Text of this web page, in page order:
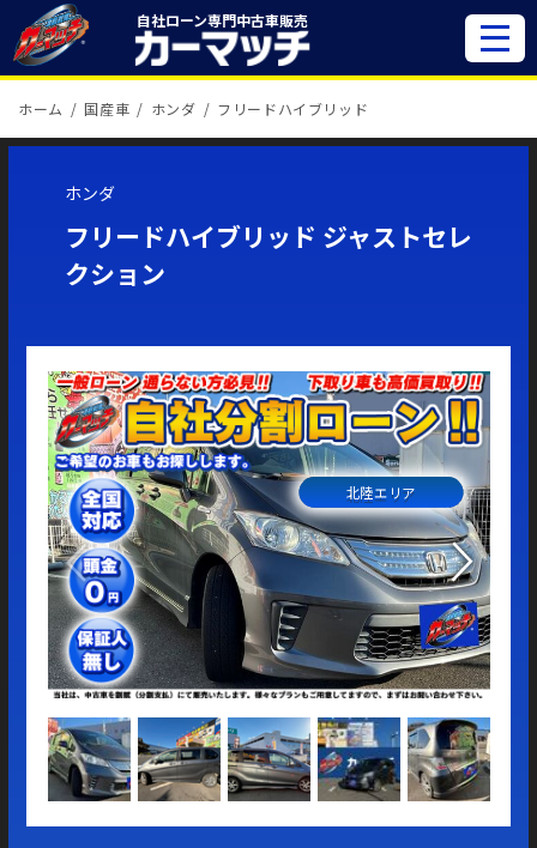
自社ローン専門中古車販売
ホーム 国産車 ホンダ フリードハイブリッド
ホンダ
フリードハイブリッド ジャストセレ
クション
北陸エリア